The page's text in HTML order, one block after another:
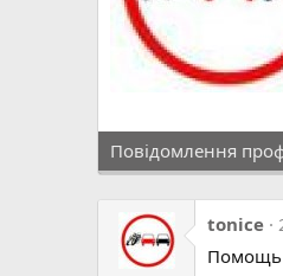
Повідомлення
tonice
Помощь